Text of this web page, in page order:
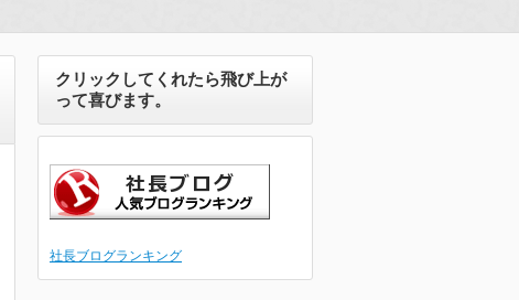
クリックしてくれたら飛び上が
って喜びます。
社長ブログランキング